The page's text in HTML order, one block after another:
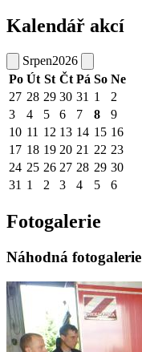
Kalendář akcí
Srpen2026
Po Út St Čt Pá So Ne
27 28 29 30 31 1
2
3
4 5 6 7 8
9
10 11 12 13 14 15 16
17 18 19 20 21 22 23
24 25 26 27 28 29 30
31 1 2 3 4 5 6
Fotogalerie
Náhodná fotogalerie